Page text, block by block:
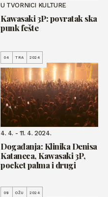
U TVORNICI KULTURE
Kawasaki 3P: povratak ska
punk fešte
04 TRA 2024
4. 4. - 11. 4. 2024.
Događanja: Klinika Denisa
Kataneca, Kawasaki 3P,
pocket palma i drugi
08 OŽU 2024